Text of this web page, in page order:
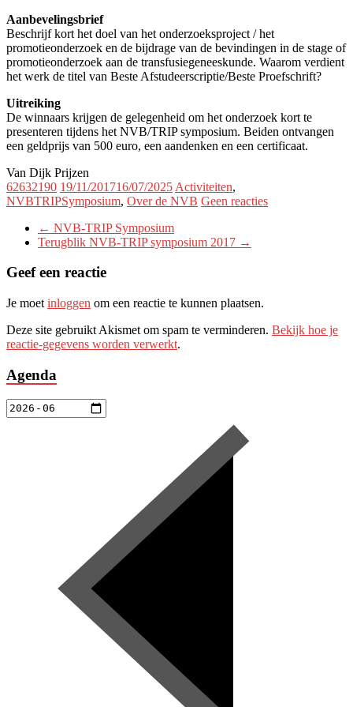
Aanbevelingsbrief
Beschrijf kort het doel van het onderzoeksproject / het
promotieonderzoek en de bijdrage van de bevindingen in de stage of
promotieonderzoek aan de transfusiegeneeskunde. Waarom verdient
het werk de titel van Beste Afstudeerscriptie/Beste Proefschrift?
Uitreiking
De winnaars krijgen de gelegenheid om het onderzoek kort te
presenteren tijdens het NVB/TRIP symposium. Beiden ontvangen
een geldprijs van 500 euro, een aandenken en een certificaat.
Van Dijk Prijzen
62632190 19/11/201716/07/2025 Activiteiten,
NVBTRIPSymposium, Over de NVB Geen reacties
← NVB-TRIP Symposium
Terugblik NVB-TRIP symposium 2017 →
Geef een reactie
Je moet inloggen om een reactie te kunnen plaatsen.
Deze site gebruikt Akismet om spam te verminderen. Bekijk hoe je
reactie-gegevens worden verwerkt.
Agenda